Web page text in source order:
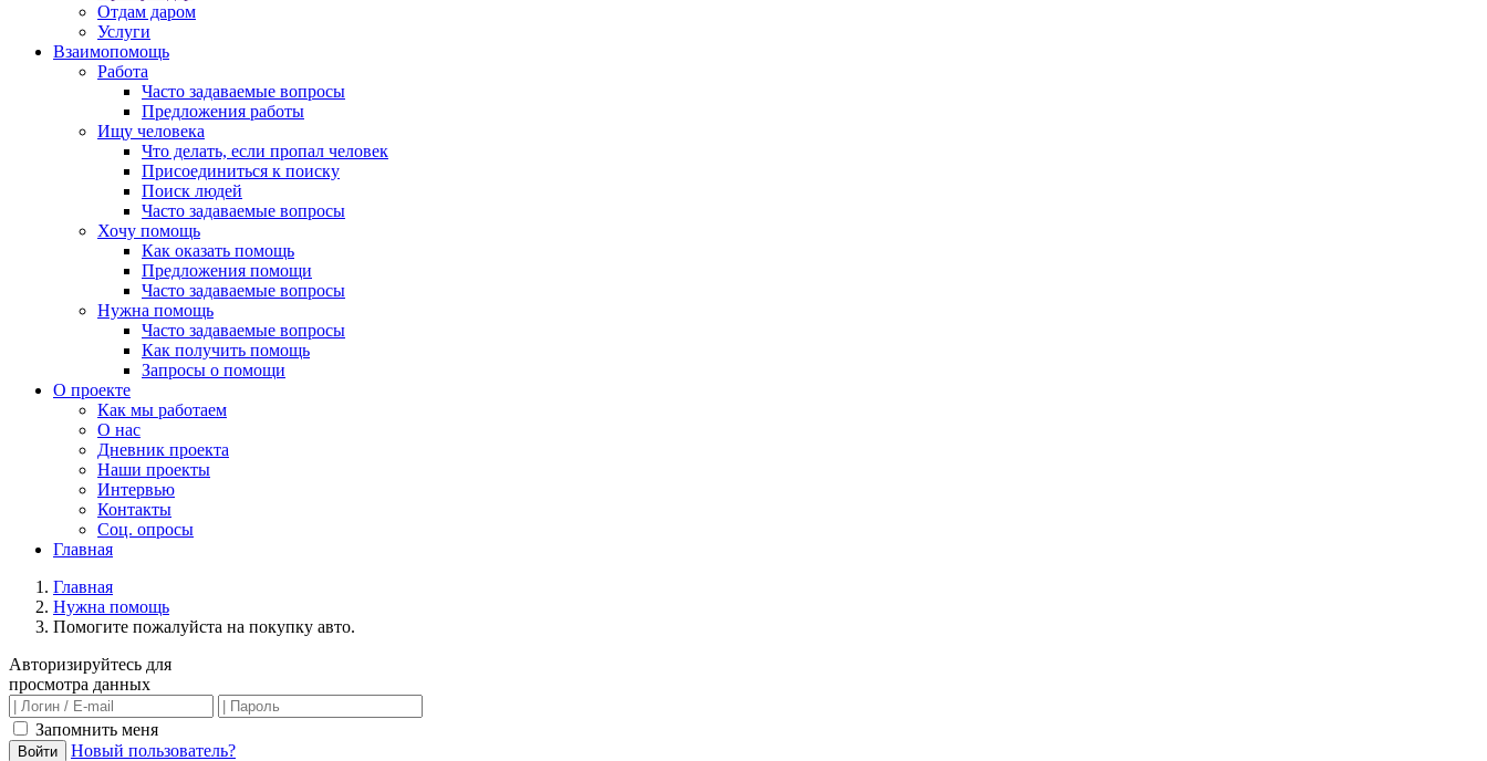
Отдам даром
Услуги
Взаимопомощь
Работа
Часто задаваемые вопросы
Предложения работы
Ищу человека
Что делать, если пропал человек
Присоединиться к поиску
Поиск людей
Часто задаваемые вопросы
Хочу помощь
Как оказать помощь
Предложения помощи
Часто задаваемые вопросы
Нужна помощь
Часто задаваемые вопросы
Как получить помощь
Запросы о помощи
О проекте
Как мы работаем
О нас
Дневник проекта
Наши проекты
Интервью
Контакты
Соц. опросы
Главная
Главная
Нужна помощь
Помогите пожалуйста на покупку авто.
Авторизируйтесь для
просмотра данных
Запомнить меня
Войти
Новый пользователь?